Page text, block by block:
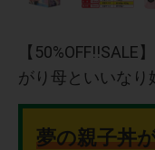
【
がり母といいなり
夢の親子丼